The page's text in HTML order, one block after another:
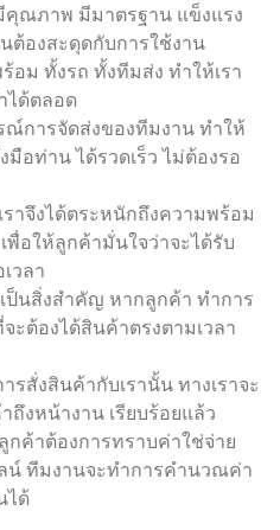
ณภาพ มีมาตรฐาน แข็งแรง
ต้องสะดุดกับการใช้งาน
อม ทั้งรถ ทั้งทีมส่ง ทำให้เรา
ได้ตลอด
ณ์การจัดส่งของทีมงาน ทำให้
มือท่าน ได้รวดเร็ว ไม่ต้องรอ
เราจึงได้ตระหนักถึงความพร้อม
พื่อให้ลูกค้ามั่นใจว่าจะได้รับ
วลา
เป็นสิ่งสำคัญ หากลูกค้า ทำการ
ะต้องได้สินค้าตรงตามเวลา
รสั่งสินค้ากับเรานั้น ทางเราจะ
ถึงหน้างาน เรียบร้อยแล้ว
กค้าต้องการทราบค่าใช่จ่าย
น์ ทีมงานจะทำการคำนวณค่า
ได้